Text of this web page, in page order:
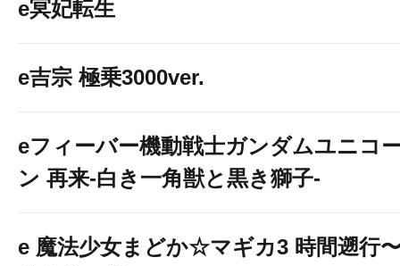
e冥妃転生
e吉宗 極乗3000ver.
eフィーバー機動戦士ガンダムユニコ
ン 再来-白き一角獣と黒き獅子-
e 魔法少女まどか☆マギカ3 時間遡行